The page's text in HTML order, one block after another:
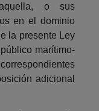
o sus
en el dominio
la presente Ley
marítimo-
adicional